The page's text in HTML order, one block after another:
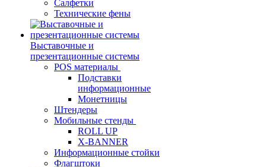
Салфетки
Технические фены
Выставочные и
презентационные системы
POS материалы
Подставки
информационные
Монетницы
Штендеры
Мобильные стенды
ROLL UP
X-BANNER
Информационные стойки
Флагштоки